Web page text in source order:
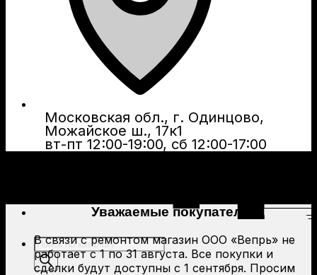
Московская обл., г. Одинцово,
Можайское ш., 17к1
вт-пт 12:00-19:00, сб 12:00-17:00
Поиск
товаров
Уважаемые покупатели!
В связи с ремонтом магазин ООО «Вепрь» не
работает с 1 по 31 августа. Все покупки и
сделки будут доступны с 1 сентября. Просим